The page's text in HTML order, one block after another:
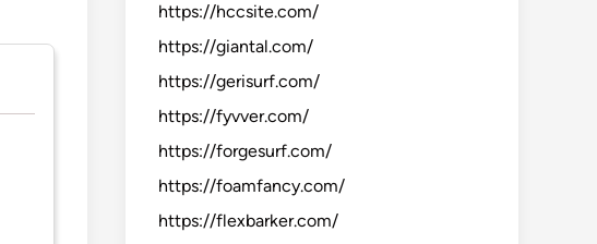
https://hccsite.com/
https://giantal.com/
https://gerisurf.com/
https://fyvver.com/
https://forgesurf.com/
https://foamfancy.com/
https://flexbarker.com/